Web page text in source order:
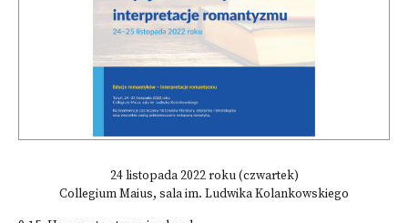
24 listopada 2022 roku (czwartek)
Collegium Maius, sala im. Ludwika Kolankowskiego